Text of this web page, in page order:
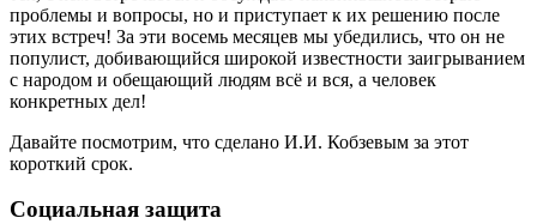
проблемы и вопросы, но и приступает к их решению после
этих встреч! За эти восемь месяцев мы убедились, что он не
популист, добивающийся широкой известности заигрыванием
с народом и обещающий людям всё и вся, а человек
конкретных дел!
Давайте посмотрим, что сделано И.И. Кобзевым за этот
короткий срок.
Социальная защита